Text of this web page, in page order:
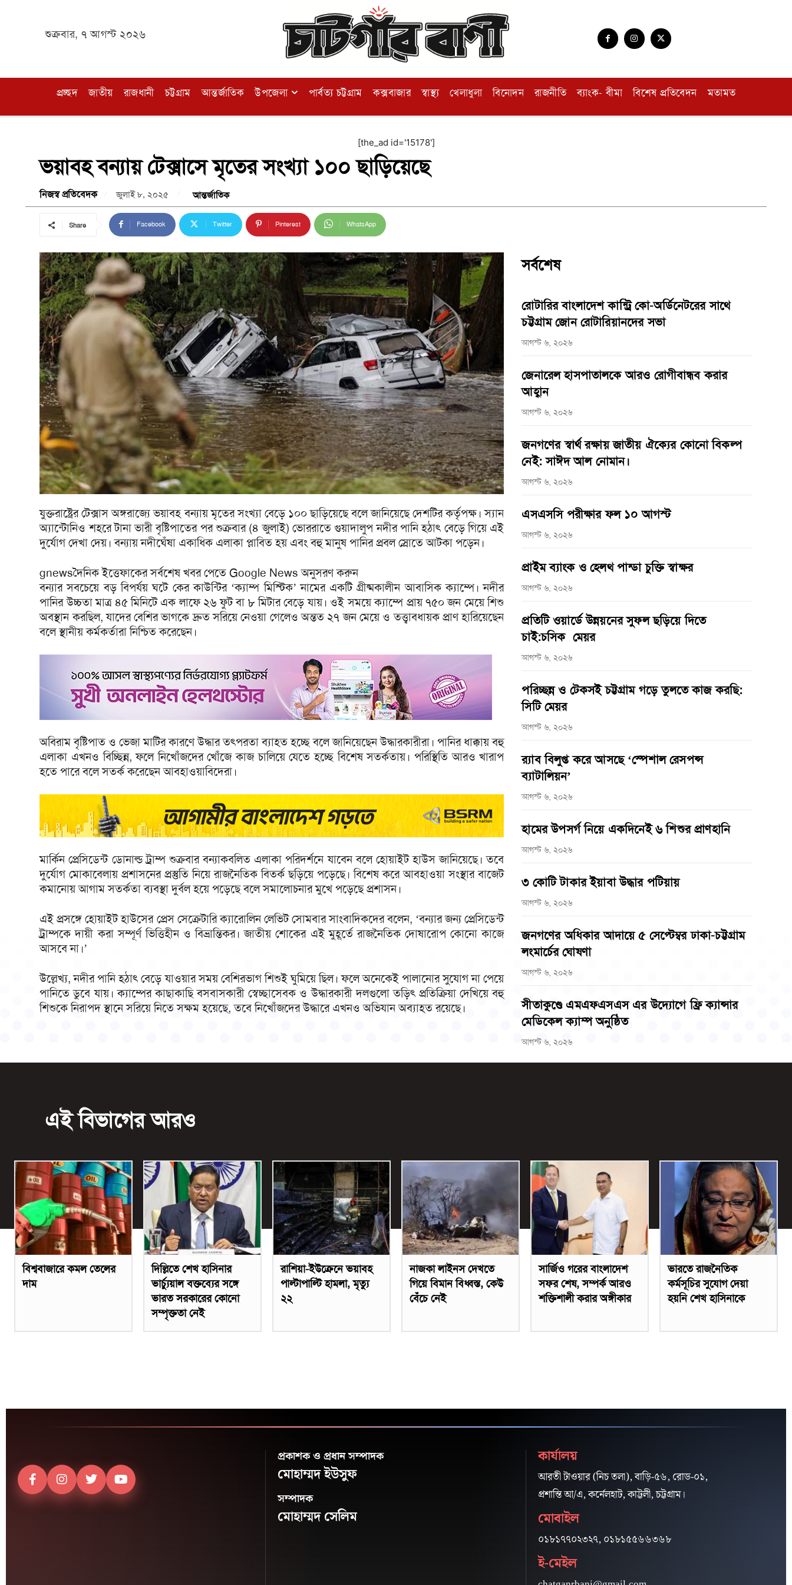
শুক্রবার, ৭ আগস্ট ২০২৬
প্রচ্ছদ জাতীয় রাজধানী চট্টগ্রাম আন্তর্জাতিক উপজেলা পার্বত্য চট্টগ্রাম কক্সবাজার স্বাস্থ্য খেলাধুলা বিনোদন রাজনীতি ব্যাংক- বীমা বিশেষ প্রতিবেদন মতামত
[the_ad id='15178']
ভয়াবহ বন্যায় টেক্সাসে মৃতের সংখ্যা ১০০ ছাড়িয়েছে
নিজস্ব প্রতিবেদক জুলাই ৮, ২০২৫ আন্তর্জাতিক
Share Facebook Twitter Pinterest WhatsApp
যুক্তরাষ্ট্রের টেক্সাস অঙ্গরাজ্যে ভয়াবহ বন্যায় মৃতের সংখ্যা বেড়ে ১০০ ছাড়িয়েছে বলে জানিয়েছে দেশটির কর্তৃপক্ষ। স্যান
অ্যান্টোনিও শহরে টানা ভারী বৃষ্টিপাতের পর শুক্রবার (৪ জুলাই) ভোররাতে গুয়াদালুপ নদীর পানি হঠাৎ বেড়ে গিয়ে এই
দুর্যোগ দেখা দেয়। বন্যায় নদীঘেঁষা একাধিক এলাকা প্লাবিত হয় এবং বহু মানুষ পানির প্রবল স্রোতে আটকা পড়েন।
gnewsদৈনিক ইত্তেফাকের সর্বশেষ খবর পেতে Google News অনুসরণ করুন
বন্যার সবচেয়ে বড় বিপর্যয় ঘটে কের কাউন্টির ‘ক্যাম্প মিস্টিক’ নামের একটি গ্রীষ্মকালীন আবাসিক ক্যাম্পে। নদীর
পানির উচ্চতা মাত্র ৪৫ মিনিটে এক লাফে ২৬ ফুট বা ৮ মিটার বেড়ে যায়। ওই সময়ে ক্যাম্পে প্রায় ৭৫০ জন মেয়ে শিশু
অবস্থান করছিল, যাদের বেশির ভাগকে দ্রুত সরিয়ে নেওয়া গেলেও অন্তত ২৭ জন মেয়ে ও তত্ত্বাবধায়ক প্রাণ হারিয়েছেন
বলে স্থানীয় কর্মকর্তারা নিশ্চিত করেছেন।
অবিরাম বৃষ্টিপাত ও ভেজা মাটির কারণে উদ্ধার তৎপরতা ব্যাহত হচ্ছে বলে জানিয়েছেন উদ্ধারকারীরা। পানির ধাক্কায় বহু
এলাকা এখনও বিচ্ছিন্ন, ফলে নিখোঁজদের খোঁজে কাজ চালিয়ে যেতে হচ্ছে বিশেষ সতর্কতায়। পরিস্থিতি আরও খারাপ
হতে পারে বলে সতর্ক করেছেন আবহাওয়াবিদেরা।
মার্কিন প্রেসিডেন্ট ডোনাল্ড ট্রাম্প শুক্রবার বন্যাকবলিত এলাকা পরিদর্শনে যাবেন বলে হোয়াইট হাউস জানিয়েছে। তবে
দুর্যোগ মোকাবেলায় প্রশাসনের প্রস্তুতি নিয়ে রাজনৈতিক বিতর্ক ছড়িয়ে পড়েছে। বিশেষ করে আবহাওয়া সংস্থার বাজেট
কমানোয় আগাম সতর্কতা ব্যবস্থা দুর্বল হয়ে পড়েছে বলে সমালোচনার মুখে পড়েছে প্রশাসন।
এই প্রসঙ্গে হোয়াইট হাউসের প্রেস সেক্রেটারি ক্যারোলিন লেভিট সোমবার সাংবাদিকদের বলেন, ‘বন্যার জন্য প্রেসিডেন্ট
ট্রাম্পকে দায়ী করা সম্পূর্ণ ভিত্তিহীন ও বিভ্রান্তিকর। জাতীয় শোকের এই মুহূর্তে রাজনৈতিক দোষারোপ কোনো কাজে
আসবে না।’
উল্লেখ্য, নদীর পানি হঠাৎ বেড়ে যাওয়ার সময় বেশিরভাগ শিশুই ঘুমিয়ে ছিল। ফলে অনেকেই পালানোর সুযোগ না পেয়ে
পানিতে ডুবে যায়। ক্যাম্পের কাছাকাছি বসবাসকারী স্বেচ্ছাসেবক ও উদ্ধারকারী দলগুলো তড়িৎ প্রতিক্রিয়া দেখিয়ে বহু
শিশুকে নিরাপদ স্থানে সরিয়ে নিতে সক্ষম হয়েছে, তবে নিখোঁজদের উদ্ধারে এখনও অভিযান অব্যাহত রয়েছে।
সর্বশেষ
রোটারির বাংলাদেশ কান্ট্রি কো-অর্ডিনেটরের সাথে
চট্টগ্রাম জোন রোটারিয়ানদের সভা
আগস্ট ৬, ২০২৬
জেনারেল হাসপাতালকে আরও রোগীবান্ধব করার
আহ্বান
আগস্ট ৬, ২০২৬
জনগণের স্বার্থ রক্ষায় জাতীয় ঐক্যের কোনো বিকল্প
নেই: সাঈদ আল নোমান।
আগস্ট ৬, ২০২৬
এসএসসি পরীক্ষার ফল ১০ আগস্ট
আগস্ট ৬, ২০২৬
প্রাইম ব্যাংক ও হেলথ পান্ডা চুক্তি স্বাক্ষর
আগস্ট ৬, ২০২৬
প্রতিটি ওয়ার্ডে উন্নয়নের সুফল ছড়িয়ে দিতে
চাই:চসিক মেয়র
আগস্ট ৬, ২০২৬
পরিচ্ছন্ন ও টেকসই চট্টগ্রাম গড়ে তুলতে কাজ করছি:
সিটি মেয়র
আগস্ট ৬, ২০২৬
র‌্যাব বিলুপ্ত করে আসছে ‘স্পেশাল রেসপন্স
ব্যাটালিয়ন’
আগস্ট ৬, ২০২৬
হামের উপসর্গ নিয়ে একদিনেই ৬ শিশুর প্রাণহানি
আগস্ট ৬, ২০২৬
৩ কোটি টাকার ইয়াবা উদ্ধার পটিয়ায়
আগস্ট ৬, ২০২৬
জনগণের অধিকার আদায়ে ৫ সেপ্টেম্বর ঢাকা-চট্টগ্রাম
লংমার্চের ঘোষণা
আগস্ট ৬, ২০২৬
সীতাকুণ্ডে এমএফএসএস এর উদ্যোগে ফ্রি ক্যান্সার
মেডিকেল ক্যাম্প অনুষ্ঠিত
আগস্ট ৬, ২০২৬
এই বিভাগের আরও
বিশ্ববাজারে কমল তেলের
দাম
দিল্লিতে শেখ হাসিনার
ভার্চ্যুয়াল বক্তব্যের সঙ্গে
ভারত সরকারের কোনো
সম্পৃক্ততা নেই
রাশিয়া-ইউক্রেনে ভয়াবহ
পাল্টাপাল্টি হামলা, মৃত্যু
২২
নাজকা লাইনস দেখতে
গিয়ে বিমান বিধ্বস্ত, কেউ
বেঁচে নেই
সার্জিও গরের বাংলাদেশ
সফর শেষ, সম্পর্ক আরও
শক্তিশালী করার অঙ্গীকার
ভারতে রাজনৈতিক
কর্মসূচির সুযোগ দেয়া
হয়নি শেখ হাসিনাকে
প্রকাশক ও প্রধান সম্পাদক
মোহাম্মদ ইউসুফ
সম্পাদক
মোহাম্মদ সেলিম
কার্যালয়
আরতী টাওয়ার (নিচ তলা), বাড়ি-৫৬, রোড-০১,
প্রশান্তি আ/এ, কর্নেলহাট, কাট্টলী, চট্টগ্রাম।
মোবাইল
০১৮১৭৭০২৩২৭, ০১৮১৫৫৬৬৩৬৮
ই-মেইল